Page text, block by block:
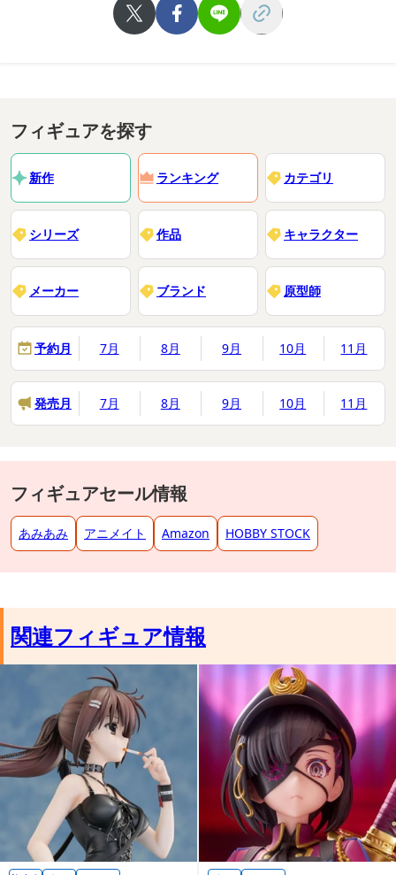
フィギュアを探す
新作 ランキング カテゴリ
シリーズ 作品 キャラクター
メーカー ブランド 原型師
予約月 7月 8月 9月 10月 11月
発売月 7月 8月 9月 10月 11月
フィギュアセール情報
あみあみ アニメイト Amazon HOBBY STOCK
関連フィギュア情報